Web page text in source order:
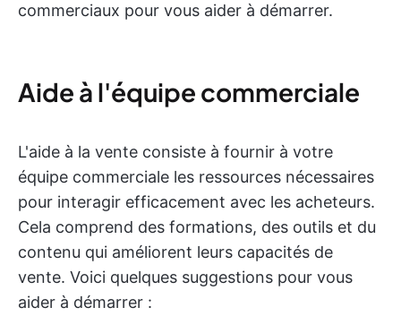
commerciaux pour vous aider à démarrer.
Aide à l'équipe commerciale
L'aide à la vente consiste à fournir à votre
équipe commerciale les ressources nécessaires
pour interagir efficacement avec les acheteurs.
Cela comprend des formations, des outils et du
contenu qui améliorent leurs capacités de
vente. Voici quelques suggestions pour vous
aider à démarrer :